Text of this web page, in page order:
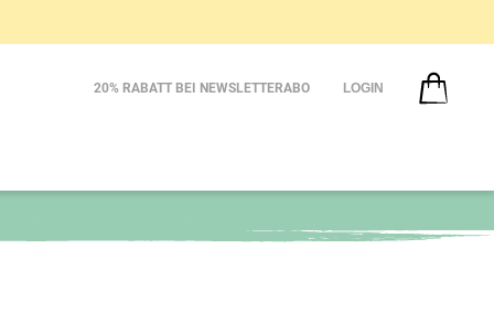
20% RABATT BEI NEWSLETTERABO LOGIN